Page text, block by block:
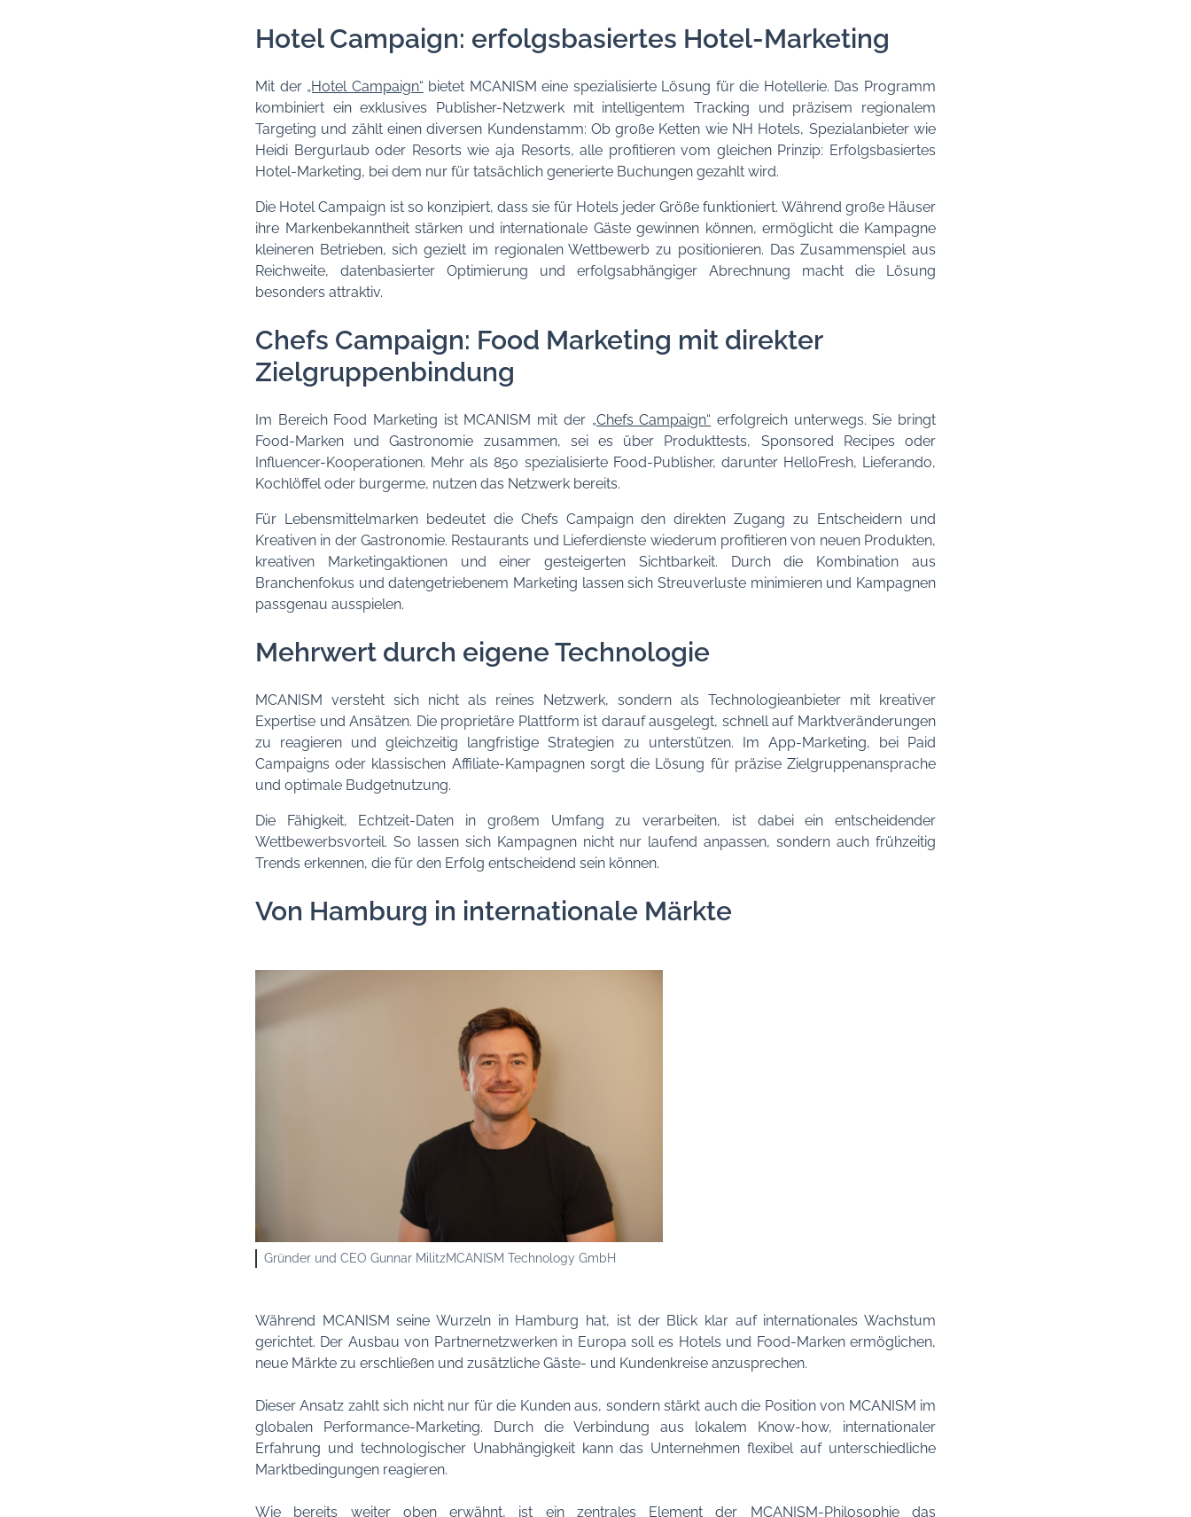
Hotel Campaign: erfolgsbasiertes Hotel-Marketing
Mit der „Hotel Campaign“ bietet MCANISM eine spezialisierte Lösung für die Hotellerie. Das Programm
kombiniert ein exklusives Publisher-Netzwerk mit intelligentem Tracking und präzisem regionalem
Targeting und zählt einen diversen Kundenstamm: Ob große Ketten wie NH Hotels, Spezialanbieter wie
Heidi Bergurlaub oder Resorts wie aja Resorts, alle profitieren vom gleichen Prinzip: Erfolgsbasiertes
Hotel-Marketing, bei dem nur für tatsächlich generierte Buchungen gezahlt wird.
Die Hotel Campaign ist so konzipiert, dass sie für Hotels jeder Größe funktioniert. Während große Häuser
ihre Markenbekanntheit stärken und internationale Gäste gewinnen können, ermöglicht die Kampagne
kleineren Betrieben, sich gezielt im regionalen Wettbewerb zu positionieren. Das Zusammenspiel aus
Reichweite, datenbasierter Optimierung und erfolgsabhängiger Abrechnung macht die Lösung
besonders attraktiv.
Chefs Campaign: Food Marketing mit direkter
Zielgruppenbindung
Im Bereich Food Marketing ist MCANISM mit der „Chefs Campaign“ erfolgreich unterwegs. Sie bringt
Food-Marken und Gastronomie zusammen, sei es über Produkttests, Sponsored Recipes oder
Influencer-Kooperationen. Mehr als 850 spezialisierte Food-Publisher, darunter HelloFresh, Lieferando,
Kochlöffel oder burgerme, nutzen das Netzwerk bereits.
Für Lebensmittelmarken bedeutet die Chefs Campaign den direkten Zugang zu Entscheidern und
Kreativen in der Gastronomie. Restaurants und Lieferdienste wiederum profitieren von neuen Produkten,
kreativen Marketingaktionen und einer gesteigerten Sichtbarkeit. Durch die Kombination aus
Branchenfokus und datengetriebenem Marketing lassen sich Streuverluste minimieren und Kampagnen
passgenau ausspielen.
Mehrwert durch eigene Technologie
MCANISM versteht sich nicht als reines Netzwerk, sondern als Technologieanbieter mit kreativer
Expertise und Ansätzen. Die proprietäre Plattform ist darauf ausgelegt, schnell auf Marktveränderungen
zu reagieren und gleichzeitig langfristige Strategien zu unterstützen. Im App-Marketing, bei Paid
Campaigns oder klassischen Affiliate-Kampagnen sorgt die Lösung für präzise Zielgruppenansprache
und optimale Budgetnutzung.
Die Fähigkeit, Echtzeit-Daten in großem Umfang zu verarbeiten, ist dabei ein entscheidender
Wettbewerbsvorteil. So lassen sich Kampagnen nicht nur laufend anpassen, sondern auch frühzeitig
Trends erkennen, die für den Erfolg entscheidend sein können.
Von Hamburg in internationale Märkte
Gründer und CEO Gunnar MilitzMCANISM Technology GmbH
Während MCANISM seine Wurzeln in Hamburg hat, ist der Blick klar auf internationales Wachstum
gerichtet. Der Ausbau von Partnernetzwerken in Europa soll es Hotels und Food-Marken ermöglichen,
neue Märkte zu erschließen und zusätzliche Gäste- und Kundenkreise anzusprechen.
Dieser Ansatz zahlt sich nicht nur für die Kunden aus, sondern stärkt auch die Position von MCANISM im
globalen Performance-Marketing. Durch die Verbindung aus lokalem Know-how, internationaler
Erfahrung und technologischer Unabhängigkeit kann das Unternehmen flexibel auf unterschiedliche
Marktbedingungen reagieren.
Wie bereits weiter oben erwähnt, ist ein zentrales Element der MCANISM-Philosophie das